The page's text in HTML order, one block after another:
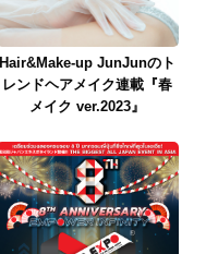
Hair&Make-up JunJunのト
レンドヘアメイク連載『春
メイク ver.2023』